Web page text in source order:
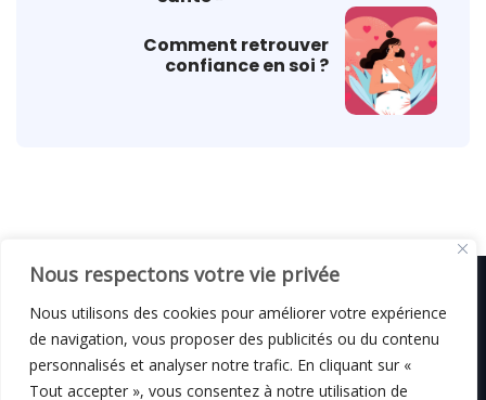
Nous respectons votre vie privée
Nous utilisons des cookies pour améliorer votre expérience
de navigation, vous proposer des publicités ou du contenu
personnalisés et analyser notre trafic. En cliquant sur «
Tout accepter », vous consentez à notre utilisation de
Comment retrouver
confiance en soi ?
© C i E M2026